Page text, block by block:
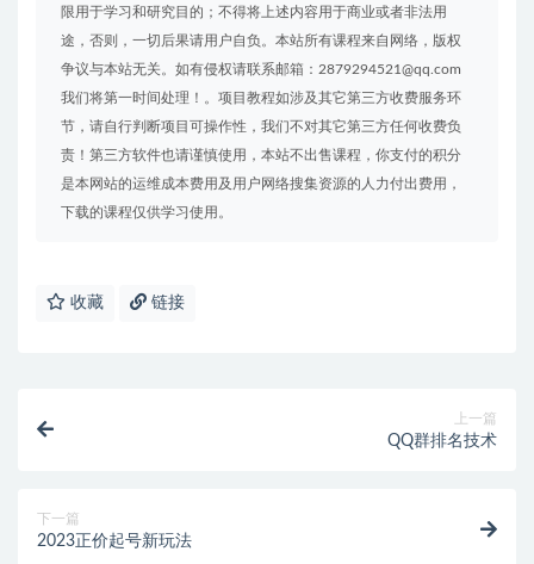
限用于学习和研究目的；不得将上述内容用于商业或者非法用
途，否则，一切后果请用户自负。本站所有课程来自网络，版权
争议与本站无关。如有侵权请联系邮箱：2879294521@qq.com
我们将第一时间处理！。项目教程如涉及其它第三方收费服务环
节，请自行判断项目可操作性，我们不对其它第三方任何收费负
责！第三方软件也请谨慎使用，本站不出售课程，你支付的积分
是本网站的运维成本费用及用户网络搜集资源的人力付出费用，
下载的课程仅供学习使用。
收藏 链接
上一篇
QQ群排名技术
下一篇
2023正价起号新玩法